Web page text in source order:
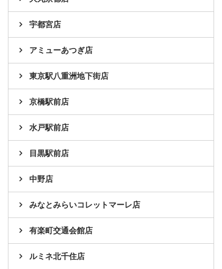
宇都宮店
アミューあつぎ店
東京駅八重洲地下街店
京橋駅前店
水戸駅前店
目黒駅前店
中野店
みなとみらいコレットマーレ店
有楽町交通会館店
ルミネ北千住店